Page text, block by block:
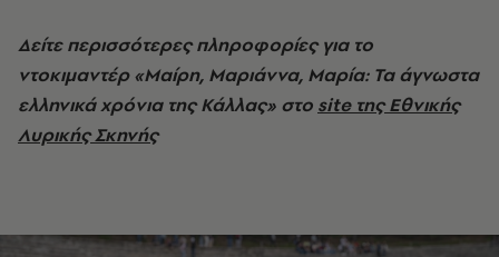
Δείτε περισσότερες πληροφορίες για το
ντοκιμαντέρ «Μαίρη, Μαριάννα, Μαρία: Τα άγνωστα
ελληνικά χρόνια της Κάλλας» στο site της Εθνικής
Λυρικής Σκηνής